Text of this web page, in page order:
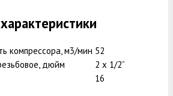
компрессора, м3/мин 52
дюйм
2 х 1/2”
16